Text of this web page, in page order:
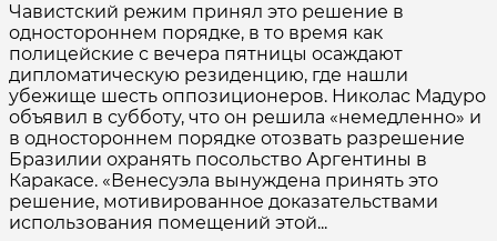
Чавистский режим принял это решение в
одностороннем порядке, в то время как
полицейские с вечера пятницы осаждают
дипломатическую резиденцию, где нашли
убежище шесть оппозиционеров. Николас Мадуро
объявил в субботу, что он решила «немедленно» и
в одностороннем порядке отозвать разрешение
Бразилии охранять посольство Аргентины в
Каракасе. «Венесуэла вынуждена принять это
решение, мотивированное доказательствами
использования помещений этой...